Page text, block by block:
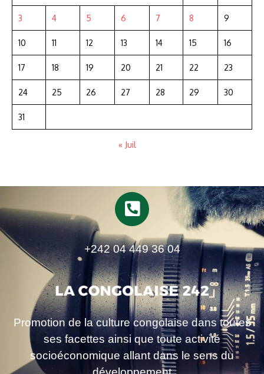
3 4 5 6 7 8 9
10 11 12 13 14 15 16
17 18 19 20 21 22 23
24 25 26 27 28 29 30
31
« Juil
+242 04 449 36 04
Promotion de la culture congolaise dans toutes
ses facettes ainsi que toute activité
socioéconomique allant dans le sens du